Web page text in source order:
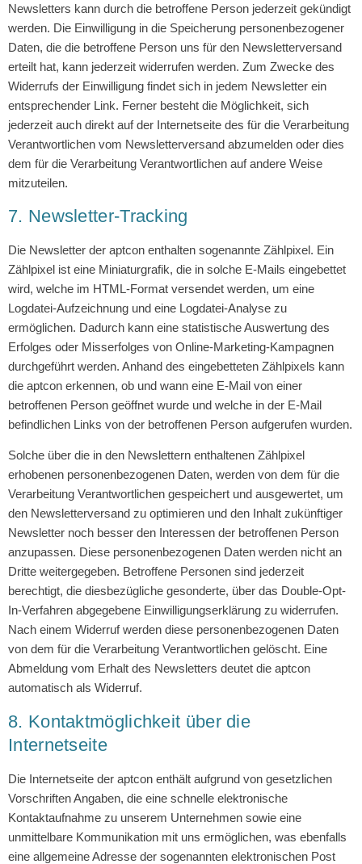
Newsletters kann durch die betroffene Person jederzeit gekündigt
werden. Die Einwilligung in die Speicherung personenbezogener
Daten, die die betroffene Person uns für den Newsletterversand
erteilt hat, kann jederzeit widerrufen werden. Zum Zwecke des
Widerrufs der Einwilligung findet sich in jedem Newsletter ein
entsprechender Link. Ferner besteht die Möglichkeit, sich
jederzeit auch direkt auf der Internetseite des für die Verarbeitung
Verantwortlichen vom Newsletterversand abzumelden oder dies
dem für die Verarbeitung Verantwortlichen auf andere Weise
mitzuteilen.
7. Newsletter-Tracking
Die Newsletter der aptcon enthalten sogenannte Zählpixel. Ein
Zählpixel ist eine Miniaturgrafik, die in solche E-Mails eingebettet
wird, welche im HTML-Format versendet werden, um eine
Logdatei-Aufzeichnung und eine Logdatei-Analyse zu
ermöglichen. Dadurch kann eine statistische Auswertung des
Erfolges oder Misserfolges von Online-Marketing-Kampagnen
durchgeführt werden. Anhand des eingebetteten Zählpixels kann
die aptcon erkennen, ob und wann eine E-Mail von einer
betroffenen Person geöffnet wurde und welche in der E-Mail
befindlichen Links von der betroffenen Person aufgerufen wurden.
Solche über die in den Newslettern enthaltenen Zählpixel
erhobenen personenbezogenen Daten, werden von dem für die
Verarbeitung Verantwortlichen gespeichert und ausgewertet, um
den Newsletterversand zu optimieren und den Inhalt zukünftiger
Newsletter noch besser den Interessen der betroffenen Person
anzupassen. Diese personenbezogenen Daten werden nicht an
Dritte weitergegeben. Betroffene Personen sind jederzeit
berechtigt, die diesbezügliche gesonderte, über das Double-Opt-
In-Verfahren abgegebene Einwilligungserklärung zu widerrufen.
Nach einem Widerruf werden diese personenbezogenen Daten
von dem für die Verarbeitung Verantwortlichen gelöscht. Eine
Abmeldung vom Erhalt des Newsletters deutet die aptcon
automatisch als Widerruf.
8. Kontaktmöglichkeit über die
Internetseite
Die Internetseite der aptcon enthält aufgrund von gesetzlichen
Vorschriften Angaben, die eine schnelle elektronische
Kontaktaufnahme zu unserem Unternehmen sowie eine
unmittelbare Kommunikation mit uns ermöglichen, was ebenfalls
eine allgemeine Adresse der sogenannten elektronischen Post